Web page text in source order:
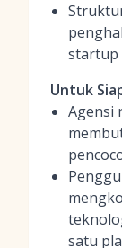
startup
Untuk
Agensi
satu